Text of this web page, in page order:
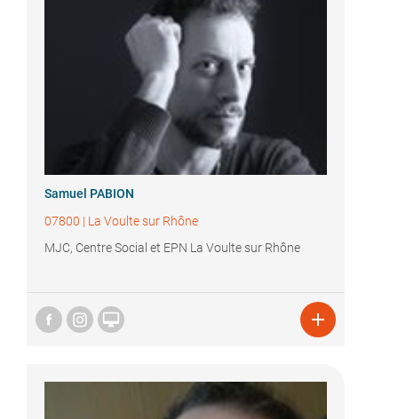
Samuel PABION
07800 | La Voulte sur Rhône
MJC, Centre Social et EPN La Voulte sur Rhône
 